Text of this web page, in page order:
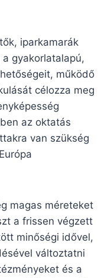
iparkamarák
gyakorlatalapú,
működő
célozza meg
az oktatás
van szükség
magas méreteket
a frissen végzett
minőségi idővel,
változtatni
és a